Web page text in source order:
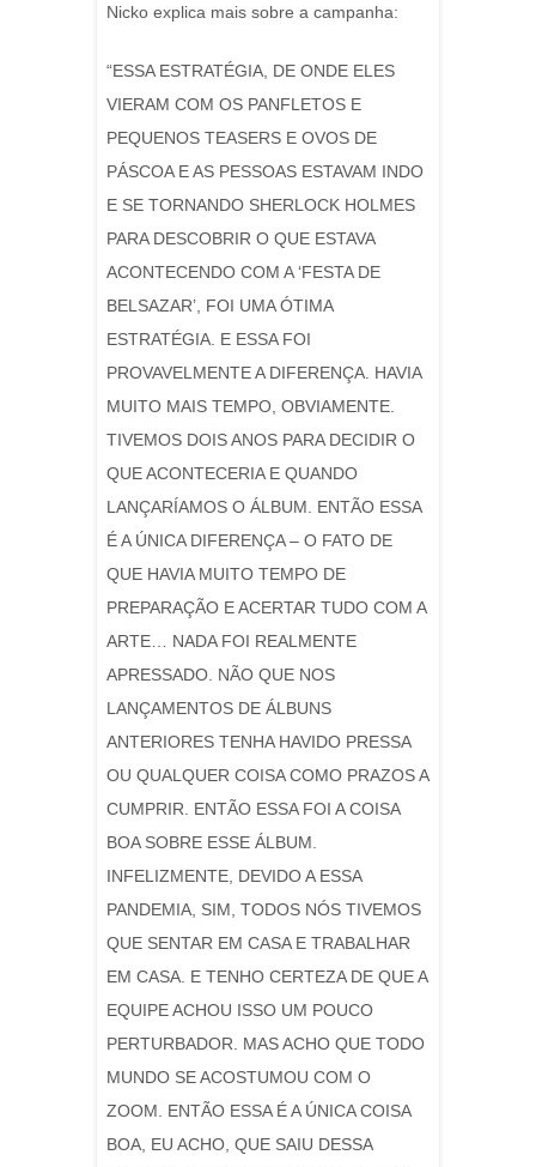
Nicko explica mais sobre a campanha:
“ESSA ESTRATÉGIA, DE ONDE ELES
VIERAM COM OS PANFLETOS E
PEQUENOS TEASERS E OVOS DE
PÁSCOA E AS PESSOAS ESTAVAM INDO
E SE TORNANDO SHERLOCK HOLMES
PARA DESCOBRIR O QUE ESTAVA
ACONTECENDO COM A ‘FESTA DE
BELSAZAR’, FOI UMA ÓTIMA
ESTRATÉGIA. E ESSA FOI
PROVAVELMENTE A DIFERENÇA. HAVIA
MUITO MAIS TEMPO, OBVIAMENTE.
TIVEMOS DOIS ANOS PARA DECIDIR O
QUE ACONTECERIA E QUANDO
LANÇARÍAMOS O ÁLBUM. ENTÃO ESSA
É A ÚNICA DIFERENÇA – O FATO DE
QUE HAVIA MUITO TEMPO DE
PREPARAÇÃO E ACERTAR TUDO COM A
ARTE… NADA FOI REALMENTE
APRESSADO. NÃO QUE NOS
LANÇAMENTOS DE ÁLBUNS
ANTERIORES TENHA HAVIDO PRESSA
OU QUALQUER COISA COMO PRAZOS A
CUMPRIR. ENTÃO ESSA FOI A COISA
BOA SOBRE ESSE ÁLBUM.
INFELIZMENTE, DEVIDO A ESSA
PANDEMIA, SIM, TODOS NÓS TIVEMOS
QUE SENTAR EM CASA E TRABALHAR
EM CASA. E TENHO CERTEZA DE QUE A
EQUIPE ACHOU ISSO UM POUCO
PERTURBADOR. MAS ACHO QUE TODO
MUNDO SE ACOSTUMOU COM O
ZOOM. ENTÃO ESSA É A ÚNICA COISA
BOA, EU ACHO, QUE SAIU DESSA